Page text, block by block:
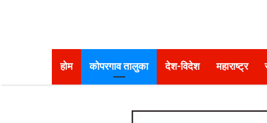
होम कोपरगाव तालुका देश-विदेश महाराष्ट्र